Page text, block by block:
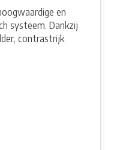
en
systeem. Dankzij
contrastrijk